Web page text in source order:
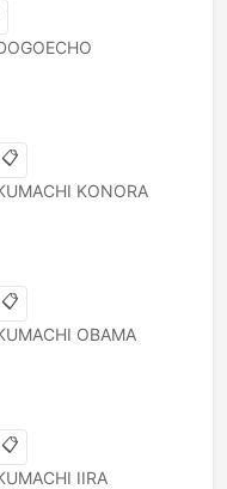
📋
KONORA
📋
OBAMA
📋
IIRA